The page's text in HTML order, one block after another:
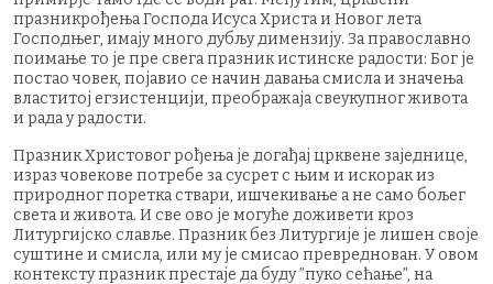
празникрођења Господа Исуса Христа и Новог лета
Господњег, имају много дубљу димензију. За православно
поимање то је пре свега празник истинске радости: Бог је
постао човек, појавио се начин давања смисла и значења
властитој егзистенцији, преображаја свеукупног живота
и рада у радости.
Празник Христовог рођења је догађај црквене заједнице,
израз човекове потребе за сусрет с њим и искорак из
природног поретка ствари, ишчекивање а не само бољег
света и живота. И све ово је могуће доживети кроз
Литургијско славље. Празник без Литургије је лишен своје
суштине и смисла, или му је смисао превреднован. У овом
контексту празник престаје да буду ”пуко сећање”, на